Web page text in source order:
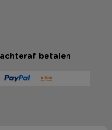
betalen